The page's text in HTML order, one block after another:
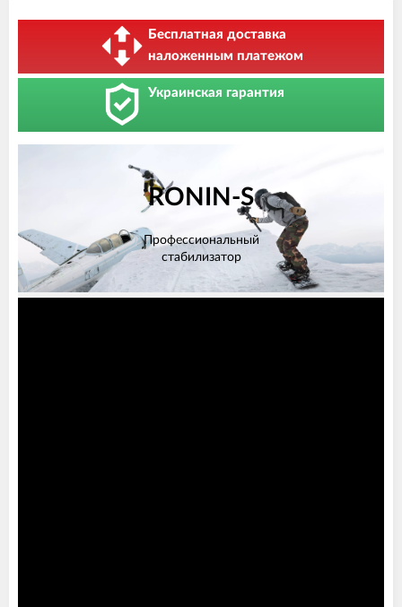
Бесплатная доставка
наложенным платежом
Украинская гарантия
RONIN-S
Профессиональный
стабилизатор